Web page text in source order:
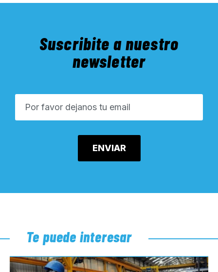
Suscribite a nuestro
newsletter
Te puede interesar